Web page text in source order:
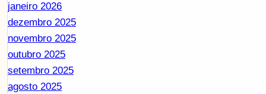
janeiro 2026
dezembro 2025
novembro 2025
outubro 2025
setembro 2025
agosto 2025